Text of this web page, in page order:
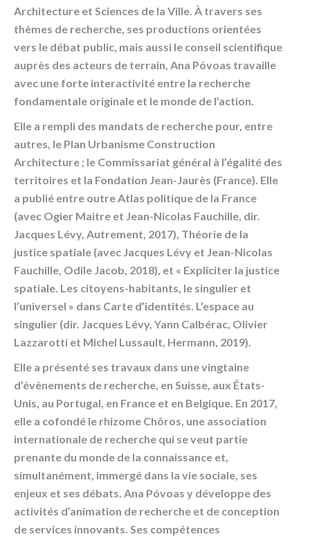
Architecture et Sciences de la Ville. À travers ses
thèmes de recherche, ses productions orientées
vers le débat public, mais aussi le conseil scientifique
auprès des acteurs de terrain, Ana Póvoas travaille
avec une forte interactivité entre la recherche
fondamentale originale et le monde de l’action.
Elle a rempli des mandats de recherche pour, entre
autres, le Plan Urbanisme Construction
Architecture ; le Commissariat général à l’égalité des
territoires et la Fondation Jean-Jaurès (France). Elle
a publié entre outre Atlas politique de la France
(avec Ogier Maitre et Jean-Nicolas Fauchille, dir.
Jacques Lévy, Autrement, 2017), Théorie de la
justice spatiale (avec Jacques Lévy et Jean-Nicolas
Fauchille, Odile Jacob, 2018), et « Expliciter la justice
spatiale. Les citoyens-habitants, le singulier et
l’universel » dans Carte d’identités. L’espace au
singulier (dir. Jacques Lévy, Yann Calbérac, Olivier
Lazzarotti et Michel Lussault, Hermann, 2019).
Elle a présenté ses travaux dans une vingtaine
d’évènements de recherche, en Suisse, aux États-
Unis, au Portugal, en France et en Belgique. En 2017,
elle a cofondé le rhizome Chôros, une association
internationale de recherche qui se veut partie
prenante du monde de la connaissance et,
simultanément, immergé dans la vie sociale, ses
enjeux et ses débats. Ana Póvoas y développe des
activités d’animation de recherche et de conception
de services innovants. Ses compétences